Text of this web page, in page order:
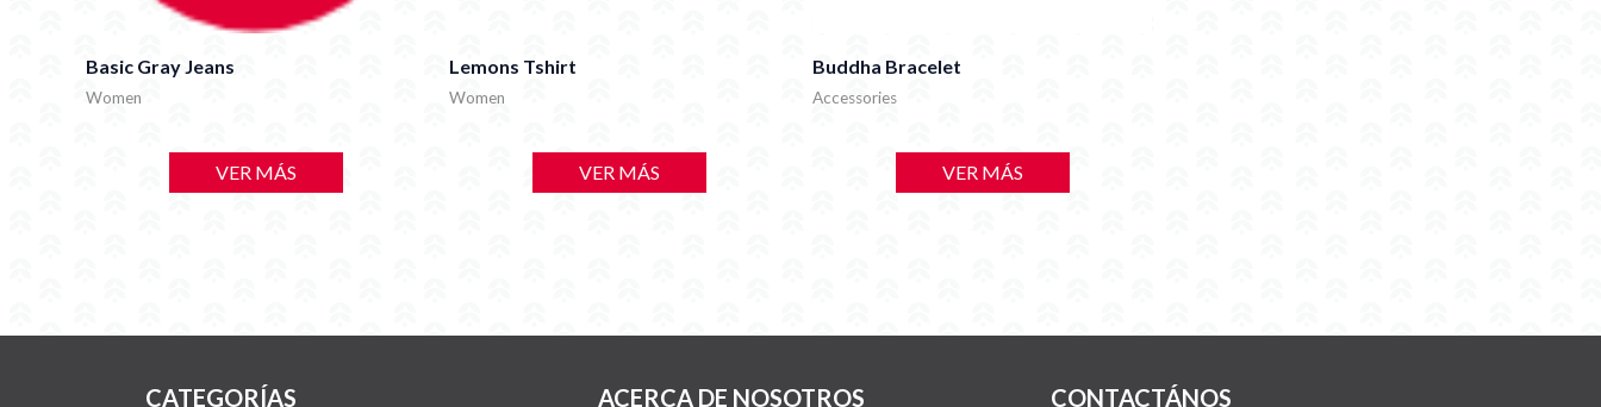
Basic Gray Jeans
Women
VER MÁS
Lemons Tshirt
Women
VER MÁS
Buddha Bracelet
Accessories
VER MÁS
CATEGORÍAS ACERCA DE NOSOTROS CONTACTÁNOS